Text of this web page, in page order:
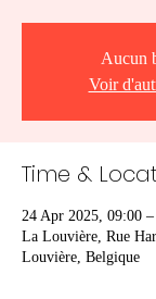
Aucun
Voir
Time &
24 Apr 2025, 09:00
La Louvière, Rue
Louvière, Belgique